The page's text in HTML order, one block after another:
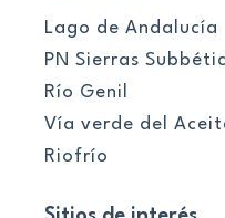
Lago de Andalucía
PN Sierras
Río Genil
Vía verde del
Riofrío